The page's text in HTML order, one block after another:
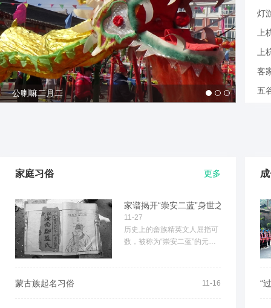
公喇嘛二月二
灯
上
上
客
五
家庭习俗 更多
家谱揭开“崇安二蓝”身世之谜
11-27
历史上的畲族精英文人屈指可
数，被称为“崇安二蓝”的元末
蒙古族起名习俗 11-16 “